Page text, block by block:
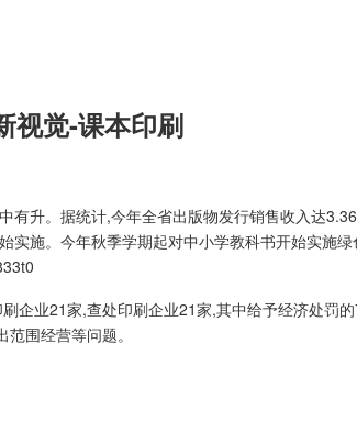
视觉-课本印刷
升。据统计,今年全省出版物发行销售收入达
施。今年秋季学期起对中小学教科书开始实施
业21家,查处印刷企业21家,其中给予经济处罚
围经营等问题。